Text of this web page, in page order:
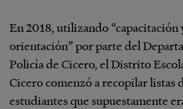
En 2018, utilizando “capacitación
orientación” por parte del
Policía de Cicero, el Distrito
Cicero comenzó a recopilar listas
estudiantes que supuestamente